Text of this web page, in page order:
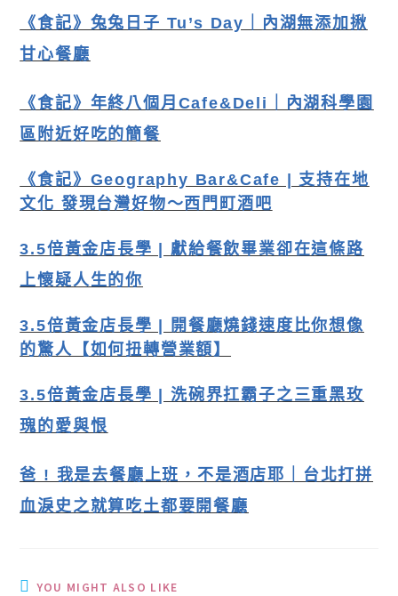
《食記》兔兔日子 Tu’s Day｜ 內湖無添加揪
甘心餐廳
《食記》年終八個月Cafe&Deli｜內湖科學園
區附近好吃的簡餐
《食記》Geography Bar&Cafe | 支持在地
文化 發現台灣好物～西門町酒吧
3.5倍黃金店長學 | 獻給餐飲畢業卻在這條路
上懷疑人生的你
3.5倍黃金店長學 | 開餐廳燒錢速度比你想像
的驚人【如何扭轉營業額】
3.5倍黃金店長學 | 洗碗界扛霸子之三重黑玫
瑰的愛與恨
爸 ! 我是去餐廳上班，不是酒店耶｜台北打拼
血淚史之就算吃土都要開餐廳
YOU MIGHT ALSO LIKE